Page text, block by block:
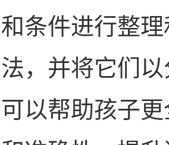
条件进行整
，并将它们
以帮助孩子